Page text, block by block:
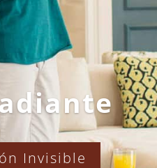
Invisible